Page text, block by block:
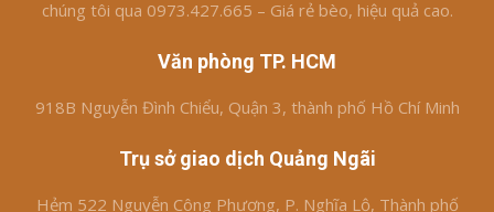
chúng tôi qua 0973.427.665 – Giá rẻ bèo, hiệu quả cao.
Văn phòng TP. HCM
918B Nguyễn Đình Chiểu, Quận 3, thành phố Hồ Chí Minh
Trụ sở giao dịch Quảng Ngãi
Hẻm 522 Nguyễn Công Phương, P. Nghĩa Lộ, Thành phố